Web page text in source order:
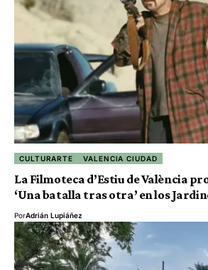
CULTURARTE VALENCIA CIUDAD
La Filmoteca d’Estiu de València
‘Una batalla tras otra’ en los
PorAdrián Lupiáñez